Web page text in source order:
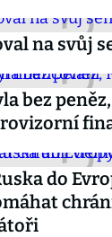
na svůj
bez
do